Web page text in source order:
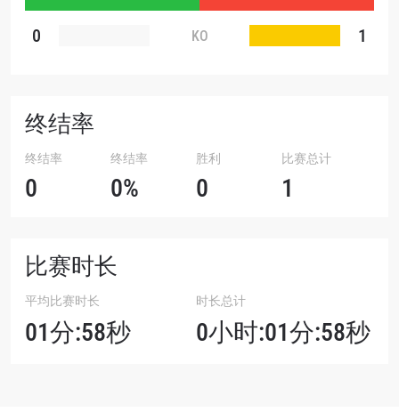
0 KO 1
终结率
终结率
0
终结率
0%
胜利
0
比赛总计
1
比赛时长
平均比赛时长
01分:58秒
时长总计
0小时:01分:58秒
查看集锦
订阅